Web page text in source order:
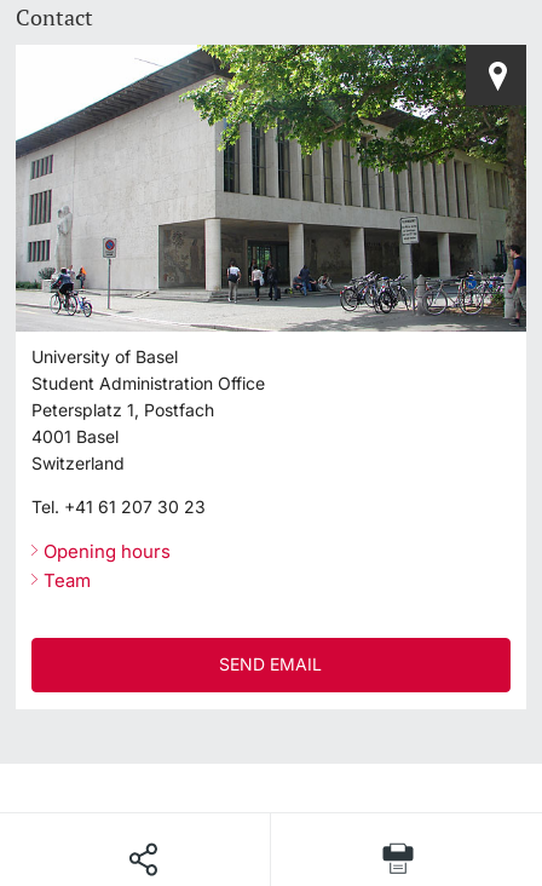
Contact
University of Basel
Student Administration Office
Petersplatz 1, Postfach
4001 Basel
Switzerland
Tel. +41 61 207 30 23
Opening hours
Team
SEND EMAIL